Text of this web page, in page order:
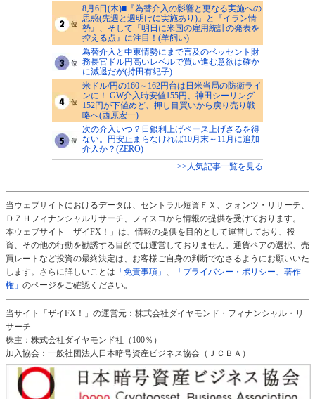
8月6日(木)■『為替介入の影響と更なる実施への
思惑(先週と週明けに実施あり)』と『イラン情
勢』、そして『明日に米国の雇用統計の発表を
控える点』に注目！(羊飼い)
為替介入と中東情勢にまで言及のベッセント財
務長官ドル円高いレベルで買い進む意欲は確か
に減退だが(持田有紀子)
米ドル/円の160～162円台は日米当局の防衛ライ
ンに！ GW介入時安値155円、神田シーリング
152円が下値めど、押し目買いから戻り売り戦
略へ(西原宏一)
次の介入いつ？日銀利上げペース上げざるを得
ない。円安止まらなければ10月末～11月に追加
介入か？(ZERO)
>>人気記事一覧を見る
当ウェブサイトにおけるデータは、セントラル短資ＦＸ、クォンツ・リサーチ、
ＤＺＨフィナンシャルリサーチ、フィスコから情報の提供を受けております。
本ウェブサイト「ザイFX！」は、情報の提供を目的として運営しており、投
資、その他の行動を勧誘する目的では運営しておりません。通貨ペアの選択、売
買レートなど投資の最終決定は、お客様ご自身の判断でなさるようにお願いいた
します。さらに詳しいことは 「免責事項」
「プライバシー・ポリシー、著作
権」 のページをご確認ください。
当サイト「ザイFX！」の運営元：株式会社ダイヤモンド・フィナンシャル・リ
サーチ
株主：株式会社ダイヤモンド社（100％）
加入協会：一般社団法人日本暗号資産ビジネス協会（ＪＣＢＡ）